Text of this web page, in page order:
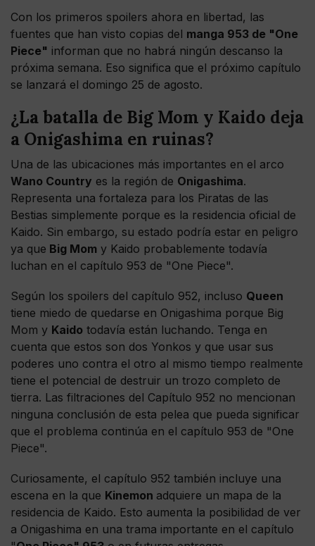
Con los primeros spoilers ahora en libertad, las
fuentes que han visto copias del manga 953 de "One
Piece" informan que no habrá ningún descanso la
próxima semana. Eso significa que el próximo capítulo
se lanzará el domingo 25 de agosto.
¿La batalla de Big Mom y Kaido deja
a Onigashima en ruinas?
Una de las ubicaciones más importantes en el arco
Wano Country es la región de Onigashima.
Representa una fortaleza para los Piratas de las
Bestias simplemente porque es la residencia oficial de
Kaido. Sin embargo, su estado podría estar en peligro
ya que Big Mom y Kaido probablemente todavía
luchan en el capítulo 953 de "One Piece".
Según los spoilers del capítulo 952, incluso Queen
tiene miedo de quedarse en Onigashima porque Big
Mom y Kaido todavía están luchando. Tenga en
cuenta que estos son dos Yonkos y que usar sus
poderes uno contra el otro al mismo tiempo realmente
tiene el potencial de destruir un trozo completo de
tierra. Las filtraciones del Capítulo 952 no mencionan
ninguna conclusión de esta pelea que pueda significar
que el problema continúa en el capítulo 953 de "One
Piece".
Curiosamente, el capítulo 952 también incluye una
escena en la que Kinemon adquiere un mapa de la
residencia de Kaido. Esto aumenta la posibilidad de ver
a Onigashima en una trama importante en el capítulo